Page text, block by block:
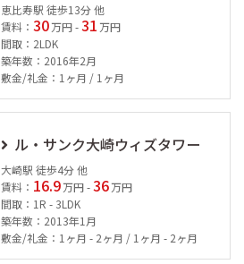
恵比寿駅 徒歩13分 他
賃料： 30 万円 -31 万円
間取：2LDK
築年数：2016年2月
敷金/礼金：1ヶ月 / 1ヶ月
ル・サンク大崎ウィズタワー
大崎駅 徒歩4分 他
賃料： 16.9 万円 -36 万円
間取：1R - 3LDK
築年数：2013年1月
敷金/礼金：1ヶ月 - 2ヶ月 / 1ヶ月 - 2ヶ月